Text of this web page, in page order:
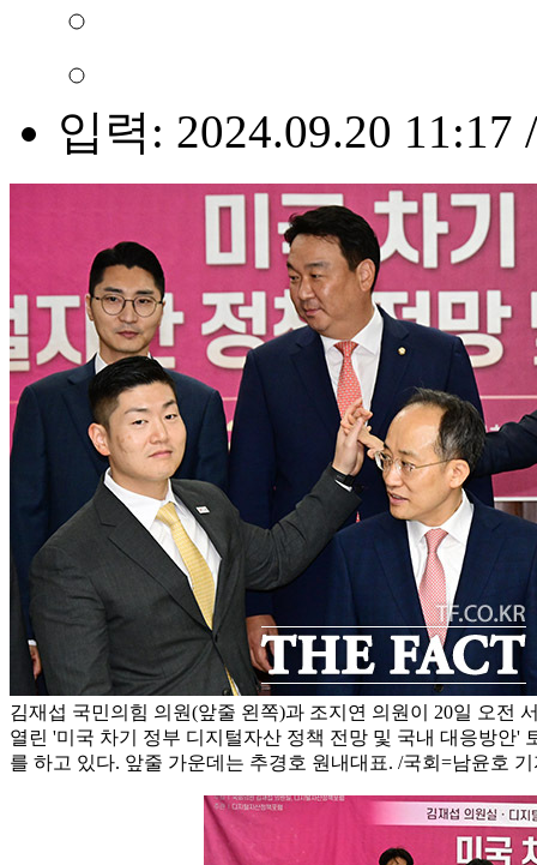
입력: 2024.09.20 11:17
김재섭 국민의힘 의원(앞줄 왼쪽)과 조지연 의원이 20일 오전
열린 '미국 차기 정부 디지털자산 정책 전망 및 국내 대응방안'
를 하고 있다. 앞줄 가운데는 추경호 원내대표. /국회=남윤호